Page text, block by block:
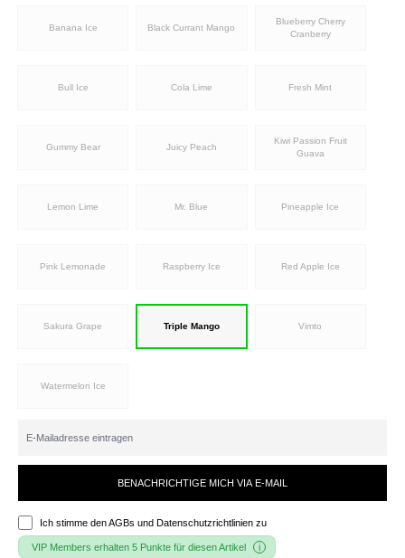
Banana Ice Black Currant Mango
Blueberry Cherry
Cranberry
Bull Ice Cola Lime Fresh Mint
Gummy Bear Juicy Peach
Kiwi Passion Fruit
Guava
Lemon Lime Mr. Blue Pineapple Ice
Pink Lemonade Raspberry Ice Red Apple Ice
Sakura Grape Triple Mango Vimto
Watermelon Ice
BENACHRICHTIGE MICH VIA E-MAIL
Ich stimme denAGBs und Datenschutzrichtlinien zu
VIP Members erhalten 5 Punkte für diesen Artikel